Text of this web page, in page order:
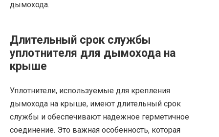
дымохода.
Длительный срок службы
уплотнителя для дымохода на
крыше
Уплотнители, используемые для крепления
дымохода на крыше, имеют длительный срок
службы и обеспечивают надежное герметичное
соединение. Это важная особенность, которая